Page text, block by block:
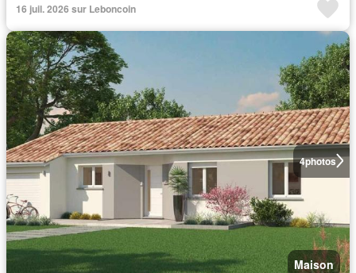
16 juil. 2026 sur Leboncoin
4photos
Maison